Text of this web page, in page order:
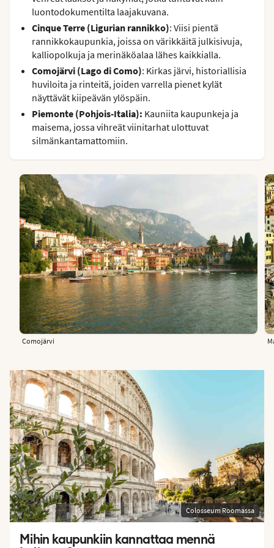
luontodokumentilta laajakuvana.
Cinque Terre (Ligurian rannikko): Viisi pientä
rannikkokaupunkia, joissa on värikkäitä julkisivuja,
kalliopolkuja ja merinäköalaa lähes kaikkialla.
Comojärvi (Lago di Como): Kirkas järvi, historiallisia
huviloita ja rinteitä, joiden varrella pienet kylät
näyttävät kiipeävän ylöspäin.
Piemonte (Pohjois-Italia): Kauniita kaupunkeja ja
maisema, jossa vihreät viinitarhat ulottuvat
silmänkantamattomiin.
Comojärvi
Colosseum Roomassa
Mihin kaupunkiin kannattaa mennä